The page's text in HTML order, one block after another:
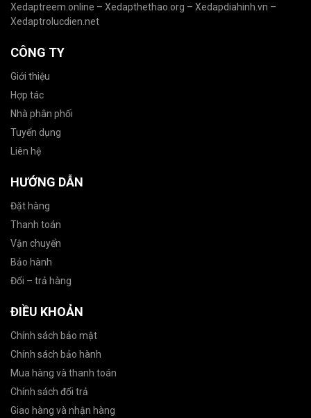
Xedaptreem.online – Xedapthethao.org – Xedapdiahinh.vn –
Xedaptrolucdien.net
CÔNG TY
Giới thiệu
Hợp tác
Nhà phân phối
Tuyển dụng
Liên hệ
HƯỚNG DẪN
Đặt hàng
Thanh toán
Vận chuyển
Bảo hành
Đổi – trả hàng
ĐIỀU KHOẢN
Chính sách bảo mật
Chính sách bảo hành
Mua hàng và thanh toán
Chính sách đổi trả
Giao hàng và nhận hàng